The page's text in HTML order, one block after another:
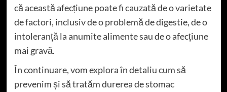
că această afecțiune poate fi cauzată de o varietate
de factori, inclusiv de o problemă de digestie, de o
intoleranță la anumite alimente sau de o afecțiune
mai gravă.
În continuare, vom explora în detaliu cum să
prevenim și să tratăm durerea de stomac